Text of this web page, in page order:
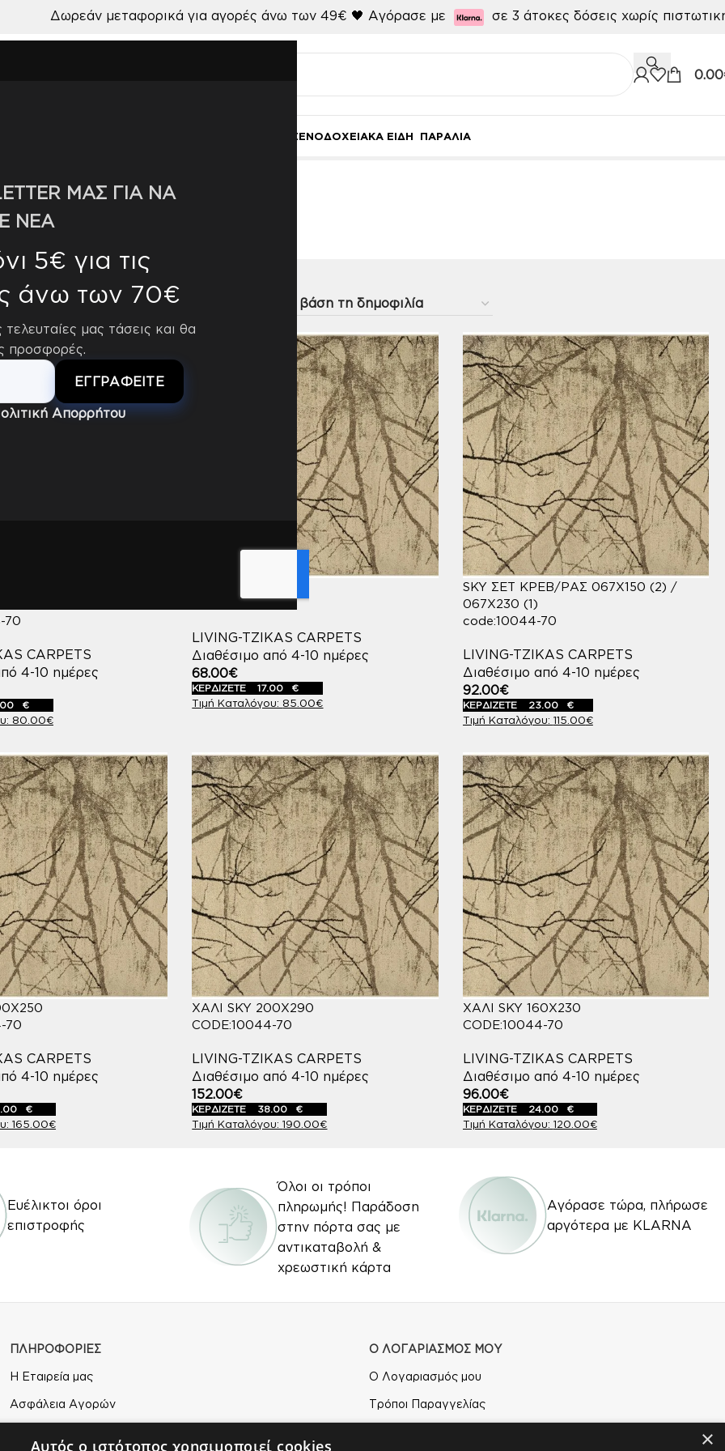
ΜΑΣ ΓΙΑ ΝΑ
ΝΕΑ
5€ για τις
άνω των 70€
μας τάσεις και θα
προσφορές.
Απορρήτου
Δωρεάν μεταφορικά για αγορές άνω των 49€ 🖤 Αγόρασε με σε 3 άτοκες δόσεις χωρίς
0.00
ΞΕΝΟΔΟΧΕΙΑΚΑ ΕΙΔΗ ΠΑΡΑΛΙΑ
9 12 18 24
70
CARPETS
4-10 ημέρες
80.00€
€
CODE:10044-70
LIVING-TZIKAS CARPETS
Διαθέσιμο από 4-10 ημέρες
85.00€
68.00€
ΚΕΡΔΙΖΕΤΕ 17.00 €
SKY ΣΕΤ ΚΡΕΒ/ΡΑΣ 067X150 (2) /
067X230 (1)
code:10044-70
LIVING-TZIKAS CARPETS
Διαθέσιμο από 4-10 ημέρες
115.00€
92.00€
ΚΕΡΔΙΖΕΤΕ 23.00 €
70
CARPETS
4-10 ημέρες
165.00€
€
ΧΑΛΙ SKY 200X290
CODE:10044-70
LIVING-TZIKAS CARPETS
Διαθέσιμο από 4-10 ημέρες
190.00€
152.00€
ΚΕΡΔΙΖΕΤΕ 38.00 €
ΧΑΛΙ SKY 160X230
CODE:10044-70
LIVING-TZIKAS CARPETS
Διαθέσιμο από 4-10 ημέρες
120.00€
96.00€
ΚΕΡΔΙΖΕΤΕ 24.00 €
Ευέλικτοι όροι
επιστροφής
Όλοι οι τρόποι
πληρωμής! Παράδοση
στην πόρτα σας με
αντικαταβολή &
χρεωστική κάρτα
Αγόρασε τώρα, πλήρωσε
αργότερα με KLARNA
ΠΛΗΡΟΦΟΡΙΕΣ
Η Εταιρεία μας
Ασφάλεια Αγορών
Ο ΛΟΓΑΡΙΑΣΜΟΣ ΜΟΥ
Ο Λογαριασμός μου
Τρόποι Παραγγελίας
×
Αυτός ο ιστότοπος χρησιμοποιεί cookies